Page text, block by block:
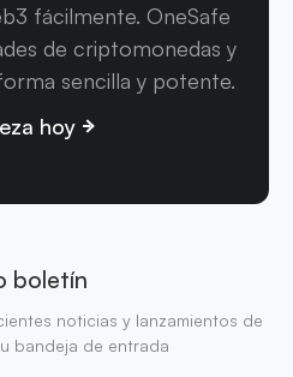
fácilmente. OneSafe
de criptomonedas y
sencilla y potente.
hoy
boletín
noticias y lanzamientos de
bandeja de entrada